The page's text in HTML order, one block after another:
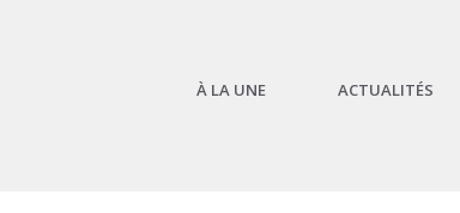
À LA UNE ACTUALITÉS